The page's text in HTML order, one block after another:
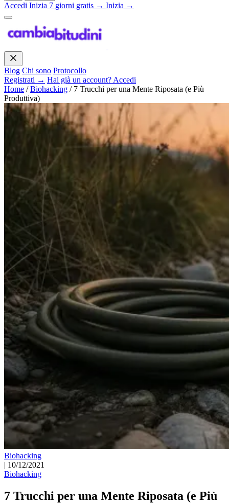
Accedi Inizia 7 giorni gratis → Inizia →
Blog Chi sono Protocollo
Registrati → Hai già un account? Accedi
Home / Biohacking / 7 Trucchi per una Mente Riposata (e Più
Produttiva)
Biohacking
| 10/12/2021
Biohacking
7 Trucchi per una Mente Riposata (e Più